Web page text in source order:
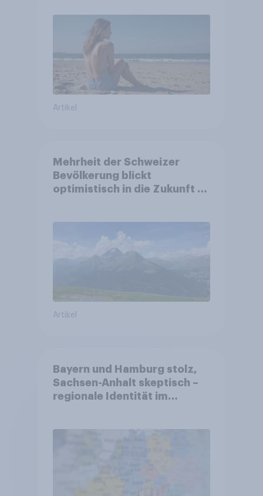
Artikel
Mehrheit der Schweizer
Bevölkerung blickt
optimistisch in die Zukunft –
Altersvorsorge
Artikel
Bayern und Hamburg stolz,
Sachsen-Anhalt skeptisch –
regionale Identität im